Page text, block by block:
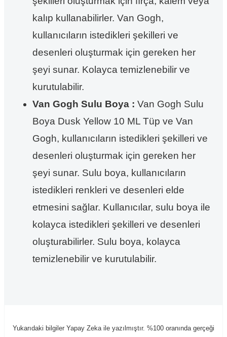
kalıp kullanabilirler. Van Gogh,
kullanıcıların istedikleri şekilleri ve
desenleri oluşturmak için gereken her
şeyi sunar. Kolayca temizlenebilir ve
kurutulabilir.
Van Gogh Sulu Boya : Van Gogh Sulu
Boya Dusk Yellow 10 ML Tüp ve Van
Gogh, kullanıcıların istedikleri şekilleri ve
desenleri oluşturmak için gereken her
şeyi sunar. Sulu boya, kullanıcıların
istedikleri renkleri ve desenleri elde
etmesini sağlar. Kullanıcılar, sulu boya ile
kolayca istedikleri şekilleri ve desenleri
oluşturabilirler. Sulu boya, kolayca
temizlenebilir ve kurutulabilir.
Yukarıdaki bilgiler Yapay Zeka ile yazılmıştır. %100 oranında gerçeği